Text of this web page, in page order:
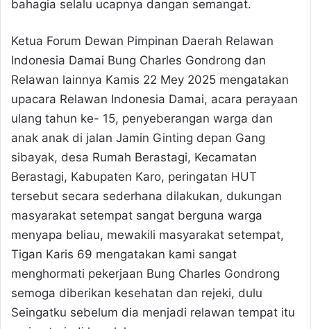
bahagia selalu ucapnya dangan semangat.
Ketua Forum Dewan Pimpinan Daerah Relawan
Indonesia Damai Bung Charles Gondrong dan
Relawan lainnya Kamis 22 Mey 2025 mengatakan
upacara Relawan Indonesia Damai, acara perayaan
ulang tahun ke- 15, penyeberangan warga dan
anak anak di jalan Jamin Ginting depan Gang
sibayak, desa Rumah Berastagi, Kecamatan
Berastagi, Kabupaten Karo, peringatan HUT
tersebut secara sederhana dilakukan, dukungan
masyarakat setempat sangat berguna warga
menyapa beliau, mewakili masyarakat setempat,
Tigan Karis 69 mengatakan kami sangat
menghormati pekerjaan Bung Charles Gondrong
semoga diberikan kesehatan dan rejeki, dulu
Seingatku sebelum dia menjadi relawan tempat itu